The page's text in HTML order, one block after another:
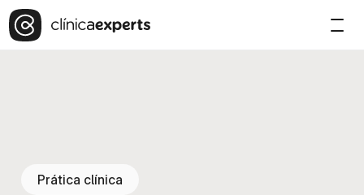
Prática clínica